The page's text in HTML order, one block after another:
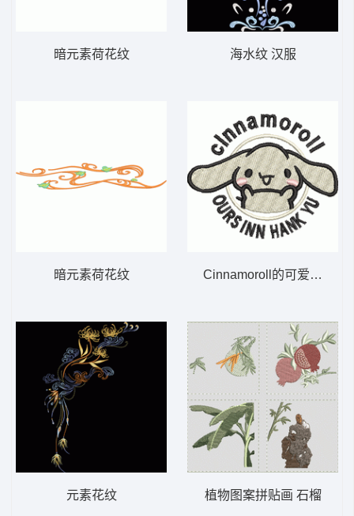
暗元素荷花纹
暗元素荷花纹
元素花纹
海水纹 汉服
Cinnamoroll的可爱形象
植物图案拼贴画 石榴